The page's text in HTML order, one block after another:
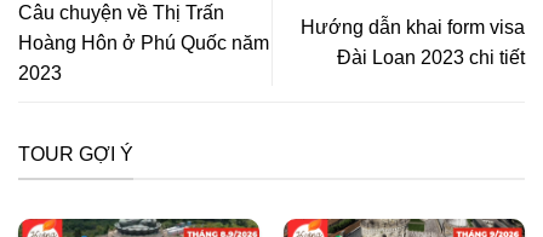
Câu chuyện về Thị Trấn
Hoàng Hôn ở Phú Quốc năm
2023
Hướng dẫn khai form visa
Đài Loan 2023 chi tiết
TOUR GỢI Ý